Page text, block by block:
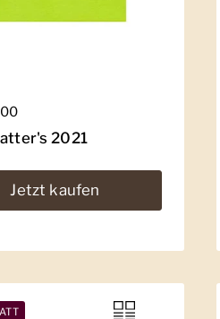
Preis
2021
Jetzt kaufen